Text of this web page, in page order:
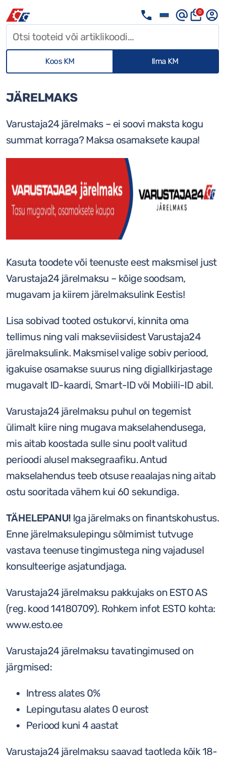
0
Koos KM Ilma KM
JÄRELMAKS
Varustaja24 järelmaks – ei soovi maksta kogu
summat korraga? Maksa osamaksete kaupa!
Kasuta toodete või teenuste eest maksmisel just
Varustaja24 järelmaksu – kõige soodsam,
mugavam ja kiirem järelmaksulink Eestis!
Lisa sobivad tooted ostukorvi, kinnita oma
tellimus ning vali makseviisidest Varustaja24
järelmaksulink. Maksmisel valige sobiv periood,
igakuise osamakse suurus ning digiallkirjastage
mugavalt ID-kaardi, Smart-ID või Mobiili-ID abil.
Varustaja24 järelmaksu puhul on tegemist
ülimalt kiire ning mugava makselahendusega,
mis aitab koostada sulle sinu poolt valitud
perioodi alusel maksegraafiku. Antud
makselahendus teeb otsuse reaalajas ning aitab
ostu sooritada vähem kui 60 sekundiga.
TÄHELEPANU! Iga järelmaks on finantskohustus.
Enne järelmaksulepingu sõlmimist tutvuge
vastava teenuse tingimustega ning vajadusel
konsulteerige asjatundjaga.
Varustaja24 järelmaksu pakkujaks on ESTO AS
(reg. kood 14180709). Rohkem infot ESTO kohta:
www.esto.ee
Varustaja24 järelmaksu tavatingimused on
järgmised:
Intress alates 0%
Lepingutasu alates 0 eurost
Periood kuni 4 aastat
Varustaja24 järelmaksu saavad taotleda kõik 18-